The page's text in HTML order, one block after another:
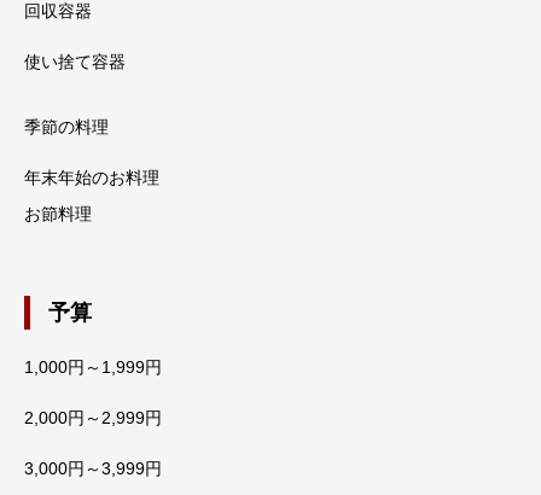
回収容器
使い捨て容器
季節の料理
年末年始のお料理
お節料理
予算
1,000円～1,999円
2,000円～2,999円
3,000円～3,999円